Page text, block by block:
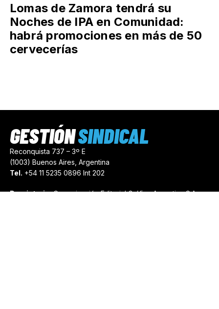
Lomas de Zamora tendrá su
Noches de IPA en Comunidad:
habrá promociones en más de 50
cervecerías
Reconquista 737 – 3º E
(1003) Buenos Aires, Argentina
Tel. +54 11 5235 0896 Int 202
Propietario:Comunicación Editorial Gráfica Argentina S.A.
GESTIÓNSINDICAL